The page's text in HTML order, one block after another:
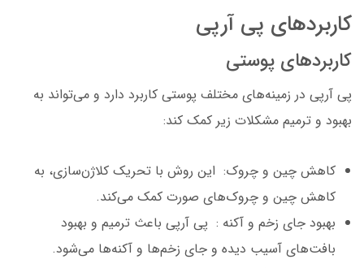
کاربردهای پی آرپی
کاربردهای پوستی
پی آرپی در زمینه‌های مختلف پوستی کاربرد دارد و می‌تواند به
بهبود و ترمیم مشکلات زیر کمک کند:
کاهش چین و چروک: این روش با تحریک کلاژن‌سازی، به
کاهش چین و چروک‌های صورت کمک می‌کند.
بهبود جای زخم و آکنه : پی آرپی باعث ترمیم و بهبود
بافت‌های آسیب دیده و جای زخم‌ها و آکنه‌ها می‌شود.